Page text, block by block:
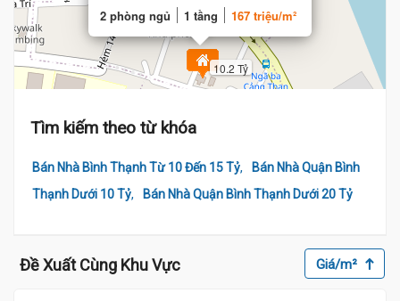
10.2 Tỷ
2 phòng ngủ 1 tầng 167 triệu/m²
Tìm kiếm theo từ khóa
Bán Nhà Bình Thạnh Từ 10 Đến 15 Tỷ,
Bán Nhà Quận Bình
Thạnh Dưới 10 Tỷ, Bán Nhà Quận Bình Thạnh Dưới 20 Tỷ
Đề Xuất Cùng Khu Vực Giá/m²